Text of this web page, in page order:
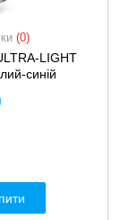
(0)
LIGHT
синій